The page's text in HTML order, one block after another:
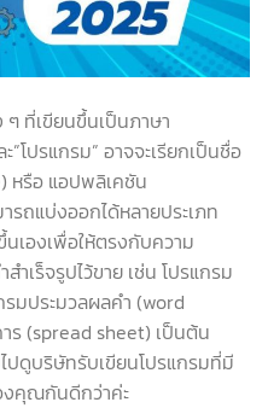
ที่เขียนขึ้นเป็นภาษา
โปรแกรม” อาจจะเรียกเป็นชื่อ
หรือ แอปพลิเคชัน
ถแบ่งออกได้หลายประเภท
นเองเพื่อให้ตรงกับความ
เร็จรูปไว้ขาย เช่น โปรแกรม
มประมวลผลคำ (word
ร (spread sheet) เป็นต้น
ปดูบริษัทรับเขียนโปรแกรมที่มี
คุณกันดีกว่าค่ะ